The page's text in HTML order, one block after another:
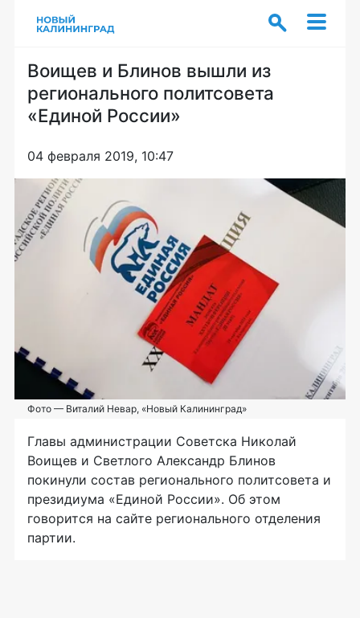
Воищев и Блинов вышли из
регионального политсовета
«Единой России»
04 февраля 2019, 10:47
Фото — Виталий Невар, «Новый Калининград»
Главы администрации Советска Николай
Воищев и Светлого Александр Блинов
покинули состав регионального политсовета и
президиума «Единой России». Об этом
говорится на сайте регионального отделения
партии.